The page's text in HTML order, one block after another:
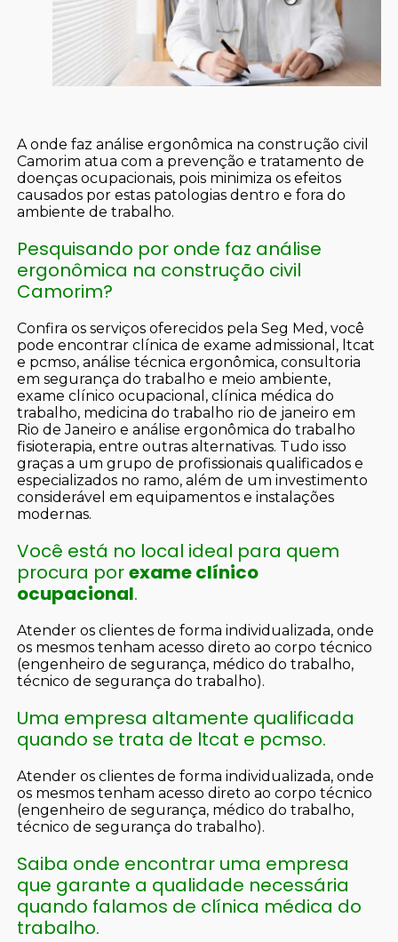
A onde faz análise ergonômica na construção civil
Camorim atua com a prevenção e tratamento de
doenças ocupacionais, pois minimiza os efeitos
causados por estas patologias dentro e fora do
ambiente de trabalho.
Pesquisando por onde faz análise
ergonômica na construção civil
Camorim?
Confira os serviços oferecidos pela Seg Med, você
pode encontrar clínica de exame admissional, ltcat
e pcmso, análise técnica ergonômica, consultoria
em segurança do trabalho e meio ambiente,
exame clínico ocupacional, clínica médica do
trabalho, medicina do trabalho rio de janeiro em
Rio de Janeiro e análise ergonômica do trabalho
fisioterapia, entre outras alternativas. Tudo isso
graças a um grupo de profissionais qualificados e
especializados no ramo, além de um investimento
considerável em equipamentos e instalações
modernas.
Você está no local ideal para quem
procura porexame clínico
ocupacional.
Atender os clientes de forma individualizada, onde
os mesmos tenham acesso direto ao corpo técnico
(engenheiro de segurança, médico do trabalho,
técnico de segurança do trabalho).
Uma empresa altamente qualificada
quando se trata de ltcat e pcmso.
Atender os clientes de forma individualizada, onde
os mesmos tenham acesso direto ao corpo técnico
(engenheiro de segurança, médico do trabalho,
técnico de segurança do trabalho).
Saiba onde encontrar uma empresa
que garante a qualidade necessária
quando falamos de clínica médica do
trabalho.